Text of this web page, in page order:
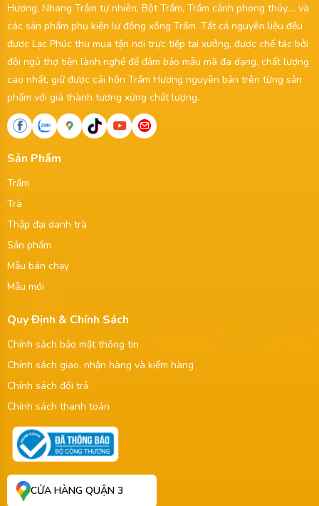
Hương, Nhang Trầm tự nhiên, Bột Trầm, Trầm cảnh phong thủy,... và
các sản phẩm phụ kiện lư đồng xông Trầm. Tất cả nguyên liệu đều
được Lạc Phúc thu mua tận nơi trực tiếp tại xưởng, được chế tác bởi
đội ngủ thợ tiện lành nghề để đảm bảo mẫu mã đa dạng, chất lượng
cao nhất, giữ được cái hồn Trầm Hương nguyên bản trên từng sản
phẩm với giá thành tương xứng chất lượng.
Sản Phẩm
Trầm
Trà
Thập đại danh trà
Sản phẩm
Mẫu bán chạy
Mẫu mới
Quy Định & Chính Sách
Chính sách bảo mật thông tin
Chính sách giao, nhận hàng và kiểm hàng
Chính sách đổi trả
Chính sách thanh toán
CỬA HÀNG QUẬN 3